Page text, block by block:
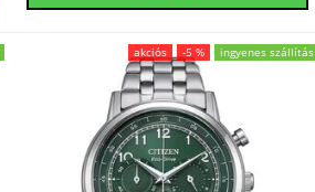
akciós -5 % ingyenes szállítás